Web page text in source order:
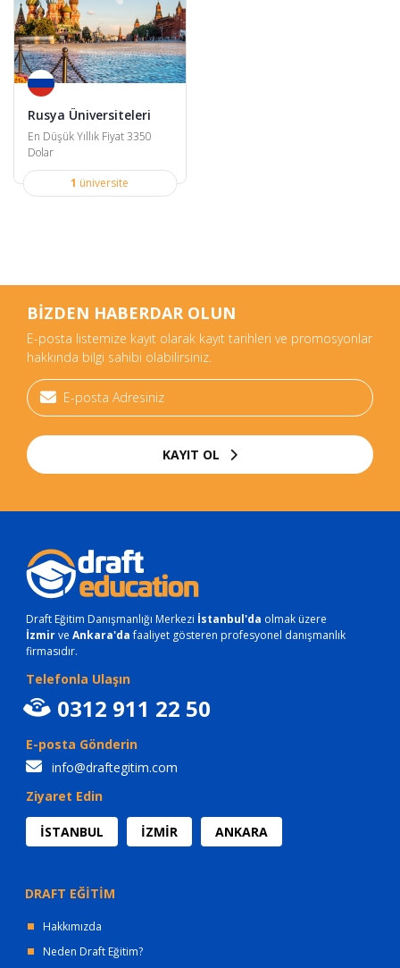
Rusya Üniversiteleri
En Düşük Yıllık Fiyat 3350
Dolar
1 üniversite
BİZDEN HABERDAR OLUN
E-posta listemize kayıt olarak kayıt tarihleri ve promosyonlar
hakkında bilgi sahibi olabilirsiniz.
KAYIT OL
Draft Eğitim Danışmanlığı Merkezi İstanbul'da olmak üzere
İzmirve Ankara'dafaaliyet gösteren profesyonel danışmanlık
firmasıdır.
Telefonla Ulaşın
0312 911 22 50
E-posta Gönderin
info@draftegitim.com
Ziyaret Edin
İSTANBUL İZMİR ANKARA
DRAFT EĞİTİM
Hakkımızda
Neden Draft Eğitim?